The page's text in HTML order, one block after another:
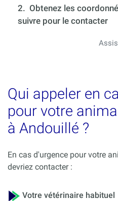
2. Obtenez les
suivre pour le contacter
Qui appeler en
pour votre
à Andouillé ?
En cas d'urgence pour votre
devriez contacter :
Votre vétérinaire habituel